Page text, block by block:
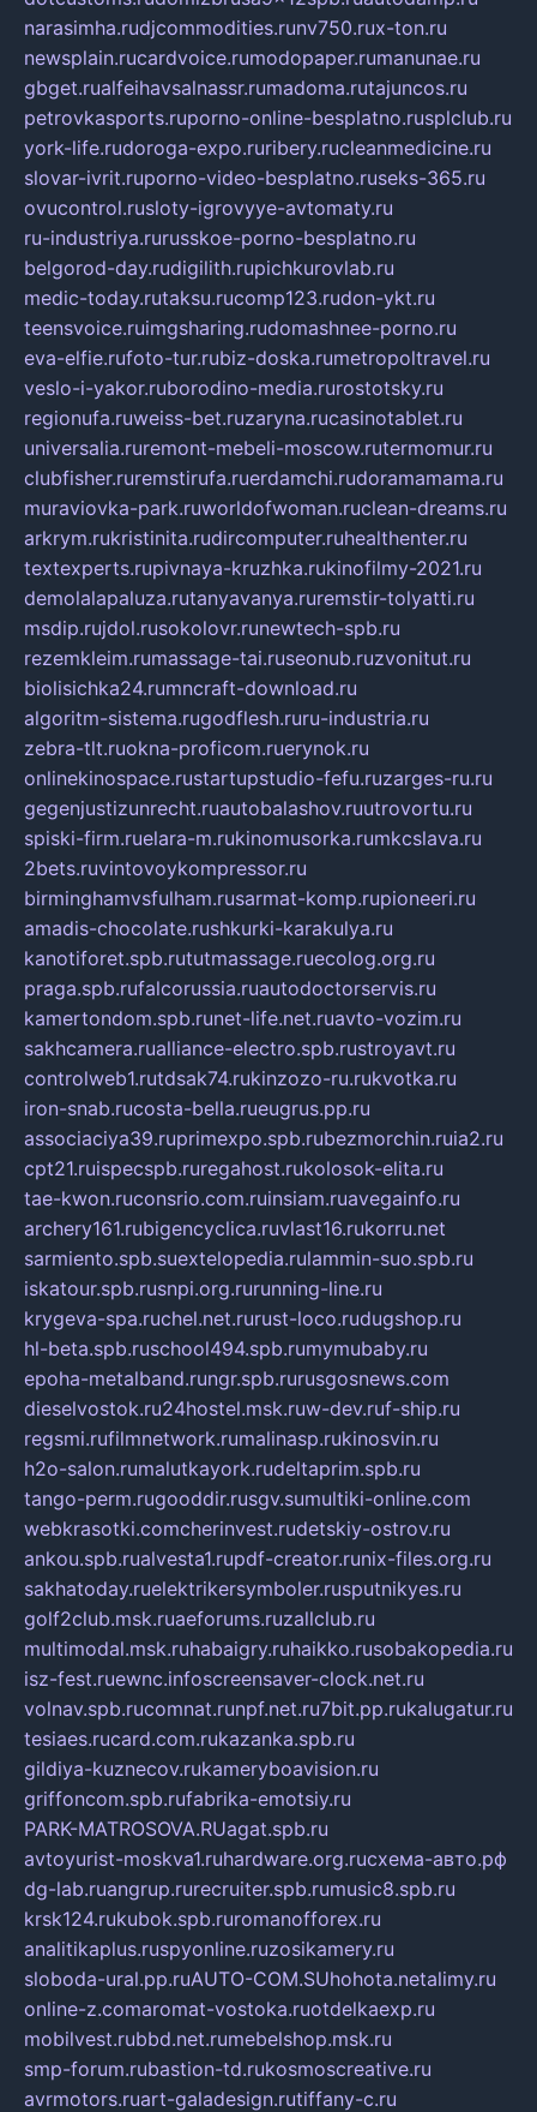
narasimha.rudjcommodities.runv750.rux-ton.ru
newsplain.rucardvoice.rumodopaper.rumanunae.ru
gbget.rualfeihavsalnassr.rumadoma.rutajuncos.ru
petrovkasports.ruporno-online-besplatno.rusplclub.ru
york-life.rudoroga-expo.ruribery.rucleanmedicine.ru
slovar-ivrit.ruporno-video-besplatno.ruseks-365.ru
ovucontrol.rusloty-igrovyye-avtomaty.ru
ru-industriya.rurusskoe-porno-besplatno.ru
belgorod-day.rudigilith.rupichkurovlab.ru
medic-today.rutaksu.rucomp123.rudon-ykt.ru
teensvoice.ruimgsharing.rudomashnee-porno.ru
eva-elfie.rufoto-tur.rubiz-doska.rumetropoltravel.ru
veslo-i-yakor.ruborodino-media.rurostotsky.ru
regionufa.ruweiss-bet.ruzaryna.rucasinotablet.ru
universalia.ruremont-mebeli-moscow.rutermomur.ru
clubfisher.ruremstirufa.ruerdamchi.rudoramamama.ru
muraviovka-park.ruworldofwoman.ruclean-dreams.ru
arkrym.rukristinita.rudircomputer.ruhealthenter.ru
textexperts.rupivnaya-kruzhka.rukinofilmy-2021.ru
demolalapaluza.rutanyavanya.ruremstir-tolyatti.ru
msdip.rujdol.rusokolovr.runewtech-spb.ru
rezemkleim.rumassage-tai.ruseonub.ruzvonitut.ru
biolisichka24.rumncraft-download.ru
algoritm-sistema.rugodflesh.ruru-industria.ru
zebra-tlt.ruokna-proficom.ruerynok.ru
onlinekinospace.rustartupstudio-fefu.ruzarges-ru.ru
gegenjustizunrecht.ruautobalashov.ruutrovortu.ru
spiski-firm.ruelara-m.rukinomusorka.rumkcslava.ru
2bets.ruvintovoykompressor.ru
birminghamvsfulham.rusarmat-komp.rupioneeri.ru
amadis-chocolate.rushkurki-karakulya.ru
kanotiforet.spb.rututmassage.ruecolog.org.ru
praga.spb.rufalcorussia.ruautodoctorservis.ru
kamertondom.spb.runet-life.net.ruavto-vozim.ru
sakhcamera.rualliance-electro.spb.rustroyavt.ru
controlweb1.rutdsak74.rukinzozo-ru.rukvotka.ru
iron-snab.rucosta-bella.rueugrus.pp.ru
associaciya39.ruprimexpo.spb.rubezmorchin.ruia2.ru
cpt21.ruispecspb.ruregahost.rukolosok-elita.ru
tae-kwon.ruconsrio.com.ruinsiam.ruavegainfo.ru
archery161.rubigencyclica.ruvlast16.rukorru.net
sarmiento.spb.suextelopedia.rulammin-suo.spb.ru
iskatour.spb.rusnpi.org.rurunning-line.ru
krygeva-spa.ruchel.net.rurust-loco.rudugshop.ru
hl-beta.spb.ruschool494.spb.rumymubaby.ru
epoha-metalband.rungr.spb.rurusgosnews.com
dieselvostok.ru24hostel.msk.ruw-dev.ruf-ship.ru
regsmi.rufilmnetwork.rumalinasp.rukinosvin.ru
h2o-salon.rumalutkayork.rudeltaprim.spb.ru
tango-perm.rugooddir.rusgv.sumultiki-online.com
webkrasotki.comcherinvest.rudetskiy-ostrov.ru
ankou.spb.rualvesta1.rupdf-creator.runix-files.org.ru
sakhatoday.ruelektrikersymboler.rusputnikyes.ru
golf2club.msk.ruaeforums.ruzallclub.ru
multimodal.msk.ruhabaigry.ruhaikko.rusobakopedia.ru
isz-fest.ruewnc.infoscreensaver-clock.net.ru
volnav.spb.rucomnat.runpf.net.ru7bit.pp.rukalugatur.ru
tesiaes.rucard.com.rukazanka.spb.ru
gildiya-kuznecov.rukameryboavision.ru
griffoncom.spb.rufabrika-emotsiy.ru
PARK-MATROSOVA.RUagat.spb.ru
avtoyurist-moskva1.ruhardware.org.ruсхема-авто.рф
dg-lab.ruangrup.rurecruiter.spb.rumusic8.spb.ru
krsk124.rukubok.spb.ruromanofforex.ru
analitikaplus.ruspyonline.ruzosikamery.ru
sloboda-ural.pp.ruAUTO-COM.SUhohota.netalimy.ru
online-z.comaromat-vostoka.ruotdelkaexp.ru
mobilvest.rubbd.net.rumebelshop.msk.ru
smp-forum.rubastion-td.rukosmoscreative.ru
avrmotors.ruart-galadesign.rutiffany-c.ru